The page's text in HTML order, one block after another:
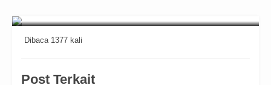
Dibaca 1377 kali
Post Terkait